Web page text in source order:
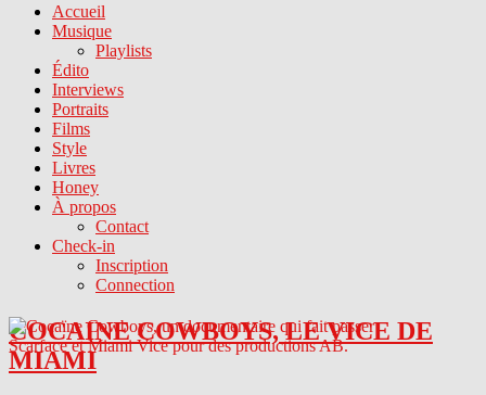
Accueil
Musique
Playlists
Édito
Interviews
Portraits
Films
Style
Livres
Honey
À propos
Contact
Check-in
Inscription
Connection
COCAINE COWBOYS, LE VICE DE
MIAMI